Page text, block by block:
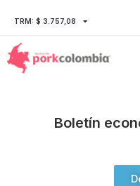
TRM: $ 3.757,08
Boletín